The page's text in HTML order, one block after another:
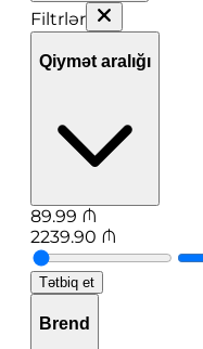
Filtrlər
Qiymət aralığı
89.99 ₼
2239.90 ₼
Tətbiq et
Brend